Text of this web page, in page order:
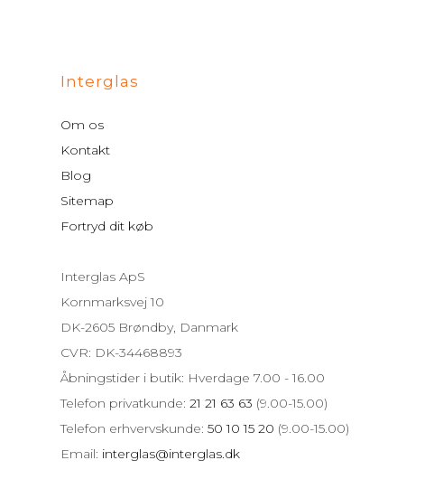
Interglas
Om os
Kontakt
Blog
Sitemap
Fortryd dit køb
Interglas ApS
Kornmarksvej 10
DK-2605 Brøndby, Danmark
CVR: DK-34468893
Åbningstider i butik: Hverdage 7.00 - 16.00
Telefon privatkunde:21 21 63 63 (9.00-15.00)
Telefon erhvervskunde:50 10 15 20 (9.00-15.00)
Email: interglas@interglas.dk